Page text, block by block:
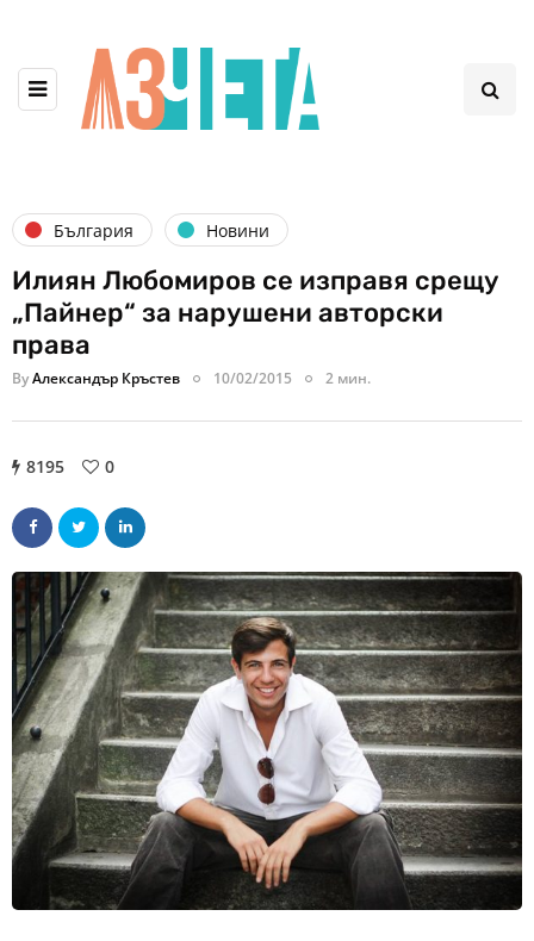
България Новини
Илиян Любомиров се изправя срещу
„Пайнер“ за нарушени авторски
права
ByАлександър Кръстев 10/02/2015 2 мин.
8195 0